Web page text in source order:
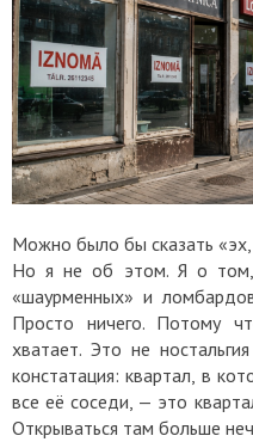
Можно было бы сказать «эх,
Но я не об этом. Я о том,
«шаурменных» и
Просто ничего. Потому
хватает. Это не
констатация: квартал, в
все её соседи, — это
Открываться там больше